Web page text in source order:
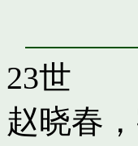
23世
赵晓春